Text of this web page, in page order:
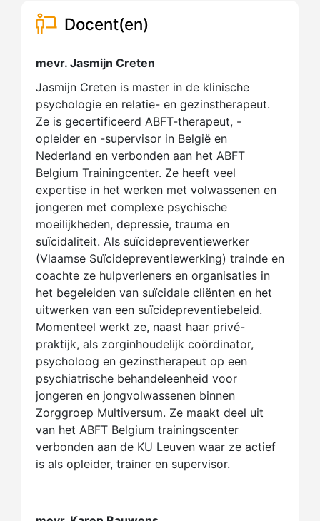
Docent(en)
mevr. Jasmijn Creten
Jasmijn Creten is master in de klinische
psychologie en relatie- en gezinstherapeut.
Ze is gecertificeerd ABFT-therapeut, -
opleider en -supervisor in België en
Nederland en verbonden aan het ABFT
Belgium Trainingcenter. Ze heeft veel
expertise in het werken met volwassenen en
jongeren met complexe psychische
moeilijkheden, depressie, trauma en
suïcidaliteit. Als suïcidepreventiewerker
(Vlaamse Suïcidepreventiewerking) trainde en
coachte ze hulpverleners en organisaties in
het begeleiden van suïcidale cliënten en het
uitwerken van een suïcidepreventiebeleid.
Momenteel werkt ze, naast haar privé-
praktijk, als zorginhoudelijk coördinator,
psycholoog en gezinstherapeut op een
psychiatrische behandeleenheid voor
jongeren en jongvolwassenen binnen
Zorggroep Multiversum. Ze maakt deel uit
van het ABFT Belgium trainingscenter
verbonden aan de KU Leuven waar ze actief
is als opleider, trainer en supervisor.